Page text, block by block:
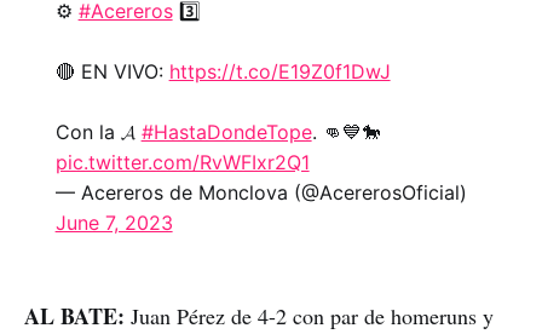
⚙️ #Acereros3️⃣
🔴 EN VIVO: https://t.co/E19Z0f1DwJ
Con la 𝓐 #HastaDondeTope. 👊💙🐎
pic.twitter.com/RvWFIxr2Q1
— Acereros de Monclova (@AcererosOficial)
June 7, 2023
AL BATE: Juan Pérez de 4-2 con par de homeruns y